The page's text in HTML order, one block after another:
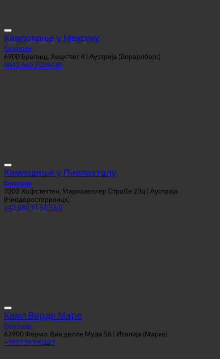
Камповање у Мексику
Кампови
6900 Брегенц, Хецхтвег 4 | Аустрија (Ворарлберг)
0043 660 7039430
Камповање у Пиелахталу
Кампови
3202 Хофстеттен, Мариазеллер Страßе 23ц | Аустрија
(Ниедеростерреицх)
+43 680 11 58 56 0
Камп Верде Маре
Кампови
63900 Фермо, Виа делле Мура 56 | Италија (Марке)
+390734340223